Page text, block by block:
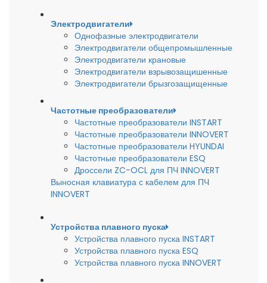
Электродвигатели
Однофазные электродвигатели
Электродвигатели общепромышленные
Электродвигатели крановые
Электродвигатели взрывозащишенные
Электродвигатели брызгозащищенные
Частотные преобразователи
Частотные преобразователи INSTART
Частотные преобразователи INNOVERT
Частотные преобразователи HYUNDAI
Частотные преобразователи ESQ
Дроссели ZC-OCL для ПЧ INNOVERT
Выносная клавиатура с кабелем для ПЧ
INNOVERT
Устройства плавного пуска
Устройства плавного пуска INSTART
Устройства плавного пуска ESQ
Устройства плавного пуска INNOVERT